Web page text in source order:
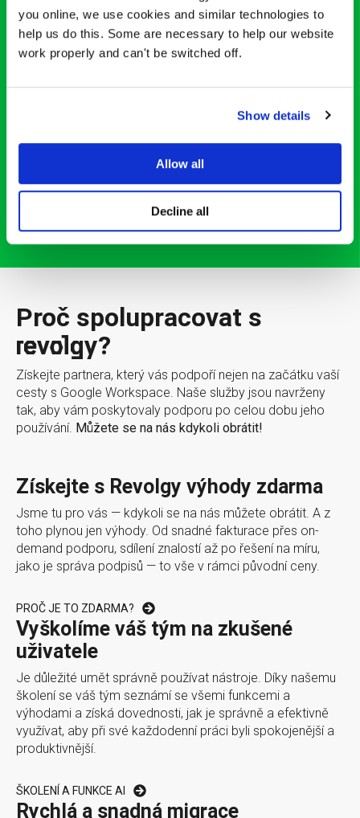
you online, we use cookies and similar technologies to
help us do this. Some are necessary to help our website
work properly and can't be switched off.
Show details
Allow all
Decline all
Moderní cloudové vyladění hudební
Proč spolupracovat s
revolgy?
Získejte partnera, který vás podpoří nejen na začátku vaší
cesty s Google Workspace. Naše služby jsou navrženy
tak, aby vám poskytovaly podporu po celou dobu jeho
používání. Můžete se na nás kdykoli obrátit!
Získejte s Revolgy výhody zdarma
Jsme tu pro vás — kdykoli se na nás můžete obrátit. A z
toho plynou jen výhody. Od snadné fakturace přes on-
demand podporu, sdílení znalostí až po řešení na míru,
jako je správa podpisů — to vše v rámci původní ceny.
PROČ JE TO ZDARMA?
Vyškolíme váš tým na zkušené
uživatele
Je důležité umět správně používat nástroje. Díky našemu
školení se váš tým seznámí se všemi funkcemi a
výhodami a získá dovednosti, jak je správně a efektivně
využívat, aby při své každodenní práci byli spokojenější a
produktivnější.
ŠKOLENÍ A FUNKCE AI
Rychlá a snadná migrace